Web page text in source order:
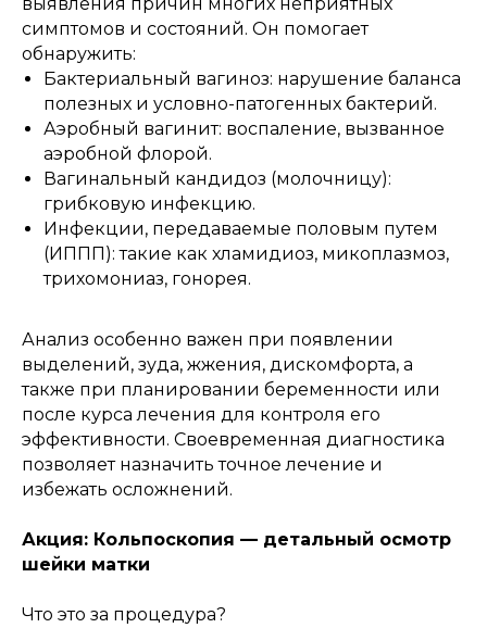
симптомов и состояний. Он помогает
обнаружить:
Бактериальный вагиноз: нарушение баланса
полезных и условно-патогенных бактерий.
Аэробный вагинит: воспаление, вызванное
аэробной флорой.
Вагинальный кандидоз (молочницу):
грибковую инфекцию.
Инфекции, передаваемые половым путем
(ИППП): такие как хламидиоз, микоплазмоз,
трихомониаз, гонорея.
Анализ особенно важен при появлении
выделений, зуда, жжения, дискомфорта, а
также при планировании беременности или
после курса лечения для контроля его
эффективности. Своевременная диагностика
позволяет назначить точное лечение и
избежать осложнений.
Акция: Кольпоскопия — детальный осмотр
шейки матки
Что это за процедура?